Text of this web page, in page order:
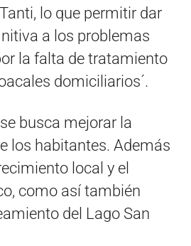
lo que permitir dar
a los problemas
la falta de tratamiento
domiciliarios´.
busca mejorar la
los habitantes. Además
local y el
como así también
del Lago San